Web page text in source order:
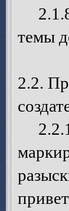
темы
2.2.